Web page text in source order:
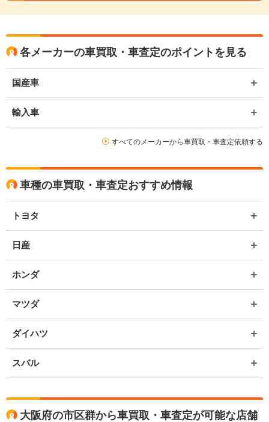
各メーカーの車買取・車査定のポイントを見る
国産車
輸入車
すべてのメーカーから車買取・車査定依頼する
車種の車買取・車査定おすすめ情報
トヨタ
日産
ホンダ
マツダ
ダイハツ
スバル
大阪府の市区群から車買取・車査定が可能な店舗